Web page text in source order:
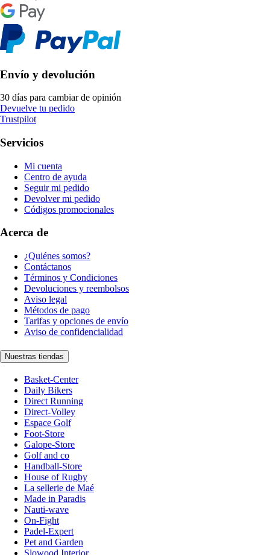
Envío y devolución
30 días para cambiar de opinión
Devuelve tu pedido
Trustpilot
Servicios
Mi cuenta
Centro de ayuda
Seguir mi pedido
Devolver mi pedido
Códigos promocionales
Acerca de
¿Quiénes somos?
Contáctanos
Términos y Condiciones
Devoluciones y reembolsos
Aviso legal
Métodos de pago
Tarifas y opciones de envío
Aviso de confidencialidad
Nuestras tiendas
Basket-Center
Daily Bikers
Direct Running
Direct-Volley
Espace Golf
Foot-Store
Galope-Store
Golf and co
Handball-Store
House of Rugby
La sellerie de Maé
Made in Paradis
Nauti-wave
On-Fight
Padel-Expert
Pet and Garden
Slowood Interior